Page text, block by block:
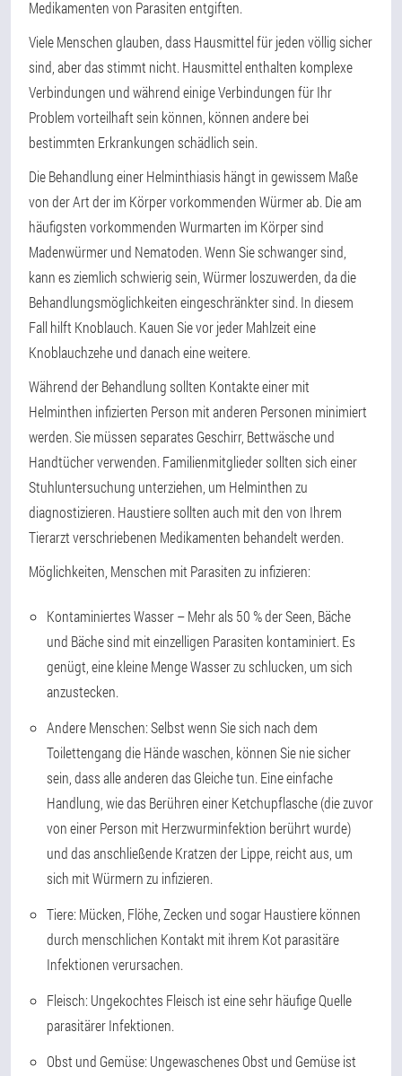
Medikamenten von Parasiten entgiften.
Viele Menschen glauben, dass Hausmittel für jeden völlig sicher
sind, aber das stimmt nicht. Hausmittel enthalten komplexe
Verbindungen und während einige Verbindungen für Ihr
Problem vorteilhaft sein können, können andere bei
bestimmten Erkrankungen schädlich sein.
Die Behandlung einer Helminthiasis hängt in gewissem Maße
von der Art der im Körper vorkommenden Würmer ab. Die am
häufigsten vorkommenden Wurmarten im Körper sind
Madenwürmer und Nematoden. Wenn Sie schwanger sind,
kann es ziemlich schwierig sein, Würmer loszuwerden, da die
Behandlungsmöglichkeiten eingeschränkter sind. In diesem
Fall hilft Knoblauch. Kauen Sie vor jeder Mahlzeit eine
Knoblauchzehe und danach eine weitere.
Während der Behandlung sollten Kontakte einer mit
Helminthen infizierten Person mit anderen Personen minimiert
werden. Sie müssen separates Geschirr, Bettwäsche und
Handtücher verwenden. Familienmitglieder sollten sich einer
Stuhluntersuchung unterziehen, um Helminthen zu
diagnostizieren. Haustiere sollten auch mit den von Ihrem
Tierarzt verschriebenen Medikamenten behandelt werden.
Möglichkeiten, Menschen mit Parasiten zu infizieren:
Kontaminiertes Wasser – Mehr als 50 % der Seen, Bäche
und Bäche sind mit einzelligen Parasiten kontaminiert. Es
genügt, eine kleine Menge Wasser zu schlucken, um sich
anzustecken.
Andere Menschen: Selbst wenn Sie sich nach dem
Toilettengang die Hände waschen, können Sie nie sicher
sein, dass alle anderen das Gleiche tun. Eine einfache
Handlung, wie das Berühren einer Ketchupflasche (die zuvor
von einer Person mit Herzwurminfektion berührt wurde)
und das anschließende Kratzen der Lippe, reicht aus, um
sich mit Würmern zu infizieren.
Tiere: Mücken, Flöhe, Zecken und sogar Haustiere können
durch menschlichen Kontakt mit ihrem Kot parasitäre
Infektionen verursachen.
Fleisch: Ungekochtes Fleisch ist eine sehr häufige Quelle
parasitärer Infektionen.
Obst und Gemüse: Ungewaschenes Obst und Gemüse ist